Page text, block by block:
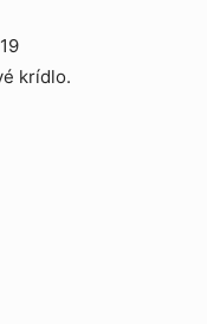
krídlo.